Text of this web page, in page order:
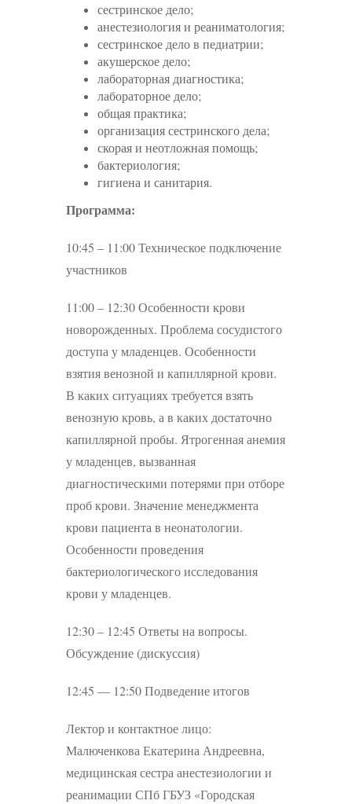
сестринское дело;
анестезиология и реаниматология;
сестринское дело в педиатрии;
акушерское дело;
лабораторная диагностика;
лабораторное дело;
общая практика;
организация сестринского дела;
скорая и неотложная помощь;
бактериология;
гигиена и санитария.
Программа:
10:45 – 11:00 Техническое подключение
участников
11:00 – 12:30 Особенности крови
новорожденных. Проблема сосудистого
доступа у младенцев. Особенности
взятия венозной и капиллярной крови.
В каких ситуациях требуется взять
венозную кровь, а в каких достаточно
капиллярной пробы. Ятрогенная анемия
у младенцев, вызванная
диагностическими потерями при отборе
проб крови. Значение менеджмента
крови пациента в неонатологии.
Особенности проведения
бактериологического исследования
крови у младенцев.
12:30 – 12:45 Ответы на вопросы.
Обсуждение (дискуссия)
12:45 — 12:50 Подведение итогов
Лектор и контактное лицо:
Малюченкова Екатерина Андреевна,
медицинская сестра анестезиологии и
реанимации СПб ГБУЗ «Городская